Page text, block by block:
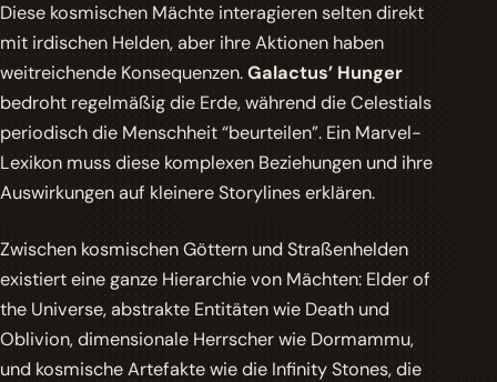
Diese kosmischen Mächte interagieren selten direkt
mit irdischen Helden, aber ihre Aktionen haben
weitreichende Konsequenzen.Galactus’ Hunger
bedroht regelmäßig die Erde, während die Celestials
periodisch die Menschheit “beurteilen”. Ein Marvel-
Lexikon muss diese komplexen Beziehungen und ihre
Auswirkungen auf kleinere Storylines erklären.
Zwischen kosmischen Göttern und Straßenhelden
existiert eine ganze Hierarchie von Mächten: Elder of
the Universe, abstrakte Entitäten wie Death und
Oblivion, dimensionale Herrscher wie Dormammu,
und kosmische Artefakte wie die Infinity Stones, die